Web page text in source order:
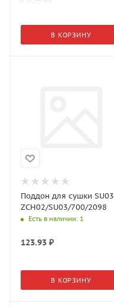
В КОРЗИНУ
Поддон для сушки SU03
ZCH02/SU03/700/2098
Есть в наличии: 1
123.93 ₽
В КОРЗИНУ